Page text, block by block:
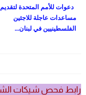
دعوات للأمم المتحدة لتقديم
مساعدات عاجلة للاجئين
الفلسطينيين في لبنان...
رابط فحص شيكات